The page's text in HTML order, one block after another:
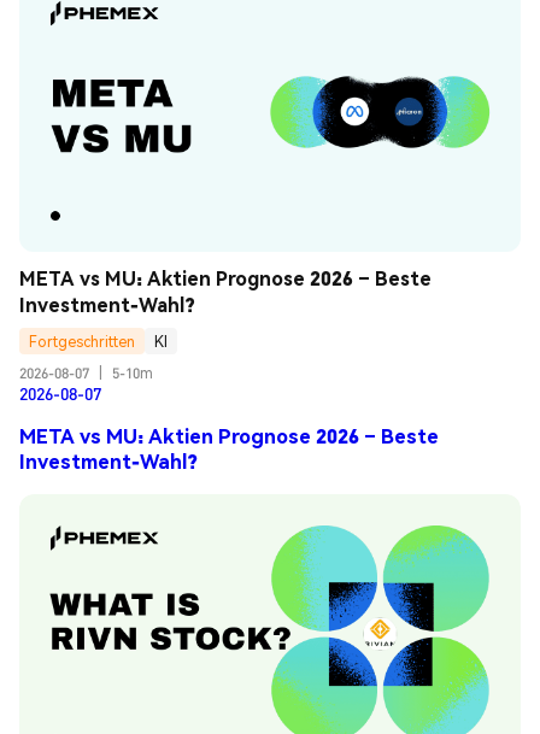
META vs MU: Aktien Prognose 2026 – Beste
Investment-Wahl?
Fortgeschritten
KI
2026-08-07
5-10m
2026-08-07
META vs MU: Aktien Prognose 2026 – Beste
Investment-Wahl?